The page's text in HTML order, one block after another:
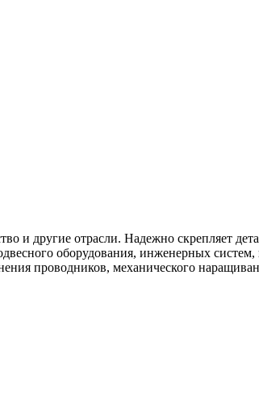
и другие отрасли. Надежно скрепляет
оборудования, инженерных
проводников, механического